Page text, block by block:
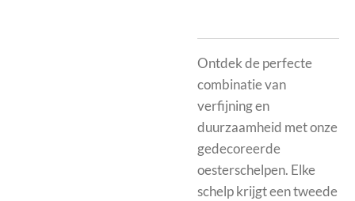
Ontdek de perfecte
combinatie van
verfijning en
duurzaamheid met onze
gedecoreerde
oesterschelpen. Elke
schelp krijgt een tweede